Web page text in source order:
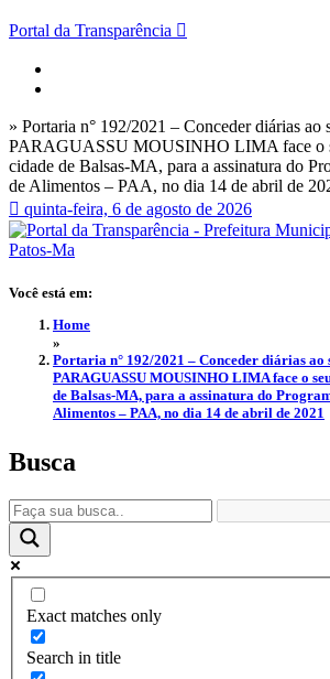
Portal da Transparência
» Portaria n° 192/2021 – Conceder diárias
PARAGUASSU MOUSINHO LIMA face o
cidade de Balsas-MA, para a assinatura do
de Alimentos – PAA, no dia 14 de abril de
quinta-feira, 6 de agosto de 2026
Você está em:
Home
»
Portaria n° 192/2021 – Conceder diárias ao
PARAGUASSU MOUSINHO LIMA face o
de Balsas-MA, para a assinatura do
Alimentos – PAA, no dia 14 de abril de 2021
Busca
Exact matches only
Search in title